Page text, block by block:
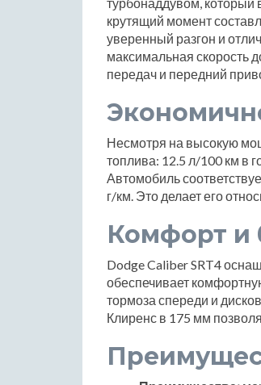
крутящий момент
уверенный разгон и
максимальная скорость
передач и передний
Несмотря на высокую
топлива: 12.5 л/100 км в
Автомобиль
г/км. Это делает его
Комфорт и
Dodge Caliber SRT4
обеспечивает
тормоза спереди и
Клиренс в 175 мм